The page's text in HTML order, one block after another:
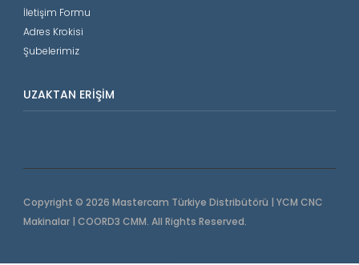
İletişim Formu
Adres Krokisi
Şubelerimiz
UZAKTAN ERIŞIM
Copyright © 2026 Mastercam Türkiye Distribütörü | YCM CNC
Makinalar | COORD3 CMM. All Rights Reserved.